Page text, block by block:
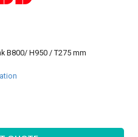
B800/ H950 / T275 mm